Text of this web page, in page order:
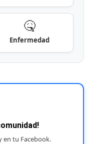
🤒
Enfermedad
en tu Facebook.